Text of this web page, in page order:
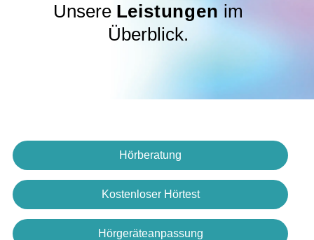
Unsere Leistungen im
Überblick.
Hörberatung
Kostenloser Hörtest
Hörgeräteanpassung